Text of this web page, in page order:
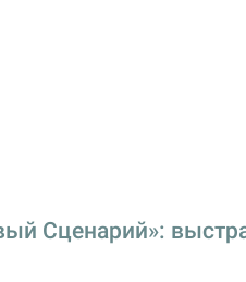
Сценарий»: